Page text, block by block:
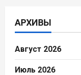
АРХИВЫ
Август 2026
Июль 2026